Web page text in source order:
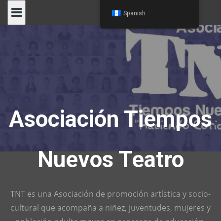
Asociación Tiempos
Nuevos Teatro
TNT es una Asociación de promoción artística y socio-
cultural que acompaña a niñez, juventudes, mujeres y
Spanish